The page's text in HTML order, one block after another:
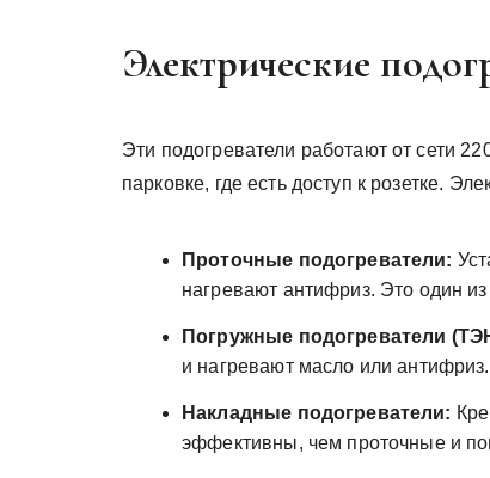
Электрические
Эти подогреватели работают от сети
парковке, где есть доступ к розетке.
Проточные подогреватели:
нагревают антифриз. Это один
Погружные подогреватели
и нагревают масло или антифриз.
Накладные подогреватели:
эффективны, чем проточные и